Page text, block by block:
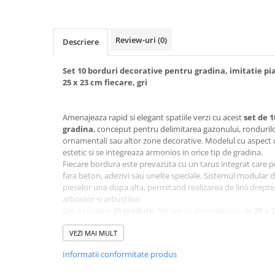
Descriere Review-uri (0)
Set 10 borduri decorative pentru gradina, imitatie
25 x 23 cm fiecare, gri
Amenajeaza rapid si elegant spatiile verzi cu acestset de
gradina, conceput pentru delimitarea gazonului,
ornamentali sau altor zone decorative. Modelul cu
estetic si se integreaza armonios in orice tip de gradina.
Fiecare bordura este prevazuta cu un tarus integrat care
fara beton, adezivi sau unelte speciale. Sistemul modular
pieselor una dupa alta, permitand realizarea de linii
arborilor si arbustilor.
cu alte seturi pentru delimitarea unor suprafete mai mari.
si variatii de temperatura, pastrandu-si culoarea si forma
VEZI MAI MULT
Informatii conformitate produs